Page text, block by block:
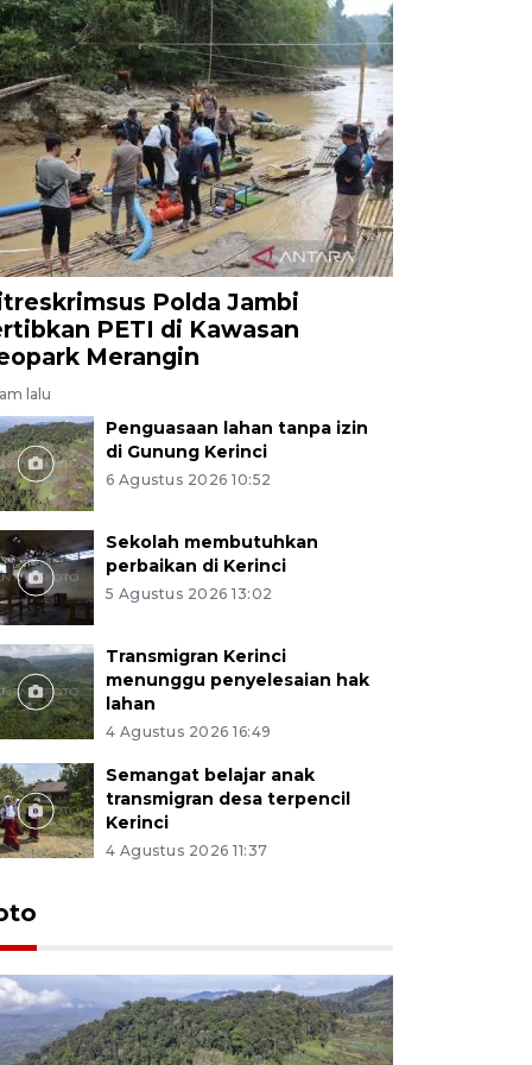
Polda Jambi
PETI di Kawasan
Merangin
lalu
Penguasaan lahan tanpa izin
di Gunung Kerinci
6 Agustus 2026 10:52
Sekolah membutuhkan
perbaikan di Kerinci
5 Agustus 2026 13:02
Transmigran Kerinci
menunggu penyelesaian hak
lahan
4 Agustus 2026 16:49
Semangat belajar anak
transmigran desa terpencil
Kerinci
4 Agustus 2026 11:37